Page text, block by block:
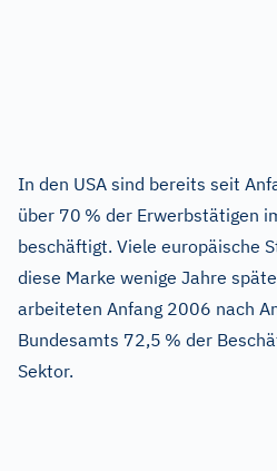
In den USA sind bereits seit
über 70 % der Erwerbstätigen
beschäftigt. Viele europäische
diese Marke wenige Jahre
arbeiteten Anfang 2006 nach
Bundesamts 72,5 % der
Sektor.